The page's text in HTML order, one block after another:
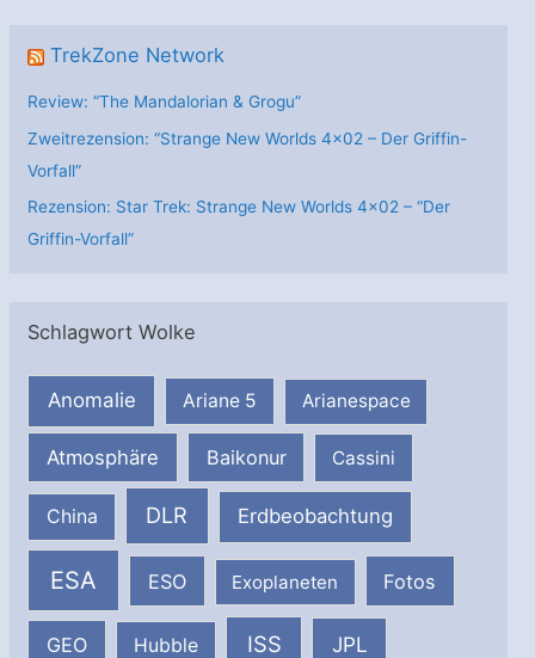
TrekZone Network
Review: “The Mandalorian & Grogu”
Zweitrezension: “Strange New Worlds 4×02 – Der Griffin-
Vorfall”
Rezension: Star Trek: Strange New Worlds 4×02 – “Der
Griffin-Vorfall”
Schlagwort Wolke
Anomalie Ariane 5 Arianespace
Atmosphäre Baikonur Cassini
China DLR Erdbeobachtung
ESA ESO Exoplaneten Fotos
GEO Hubble ISS JPL